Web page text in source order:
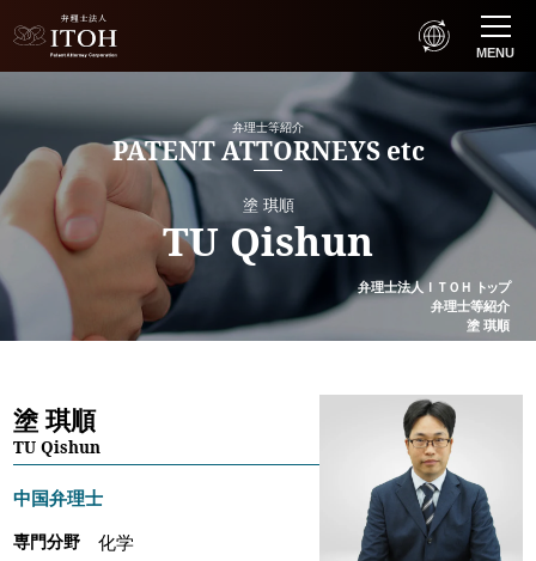
MENU
塗 琪順
TU Qishun
弁理士等紹介
PATENT ATTORNEYS etc
弁理士法人ＩＴＯＨ
トップ
弁理士等紹介
塗 琪順
塗 琪順
TU Qishun
中国弁理士
専門分野 化学